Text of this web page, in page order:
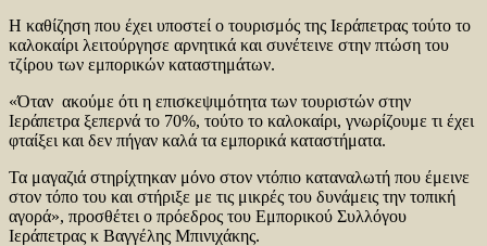
Η καθίζηση που έχει υποστεί ο τουρισμός της Ιεράπετρας τούτο το
καλοκαίρι λειτούργησε αρνητικά και συνέτεινε στην πτώση του
τζίρου των εμπορικών καταστημάτων.
«Όταν ακούμε ότι η επισκεψιμότητα των τουριστών στην
Ιεράπετρα ξεπερνά το 70%, τούτο το καλοκαίρι, γνωρίζουμε τι έχει
φταίξει και δεν πήγαν καλά τα εμπορικά καταστήματα.
Τα μαγαζιά στηρίχτηκαν μόνο στον ντόπιο καταναλωτή που έμεινε
στον τόπο του και στήριξε με τις μικρές του δυνάμεις την τοπική
αγορά», προσθέτει ο πρόεδρος του Εμπορικού Συλλόγου
Ιεράπετρας κ Βαγγέλης Μπινιχάκης.